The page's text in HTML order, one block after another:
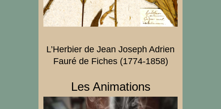
L’Herbier de Jean Joseph Adrien
Fauré de Fiches (1774-1858)
Les Animations